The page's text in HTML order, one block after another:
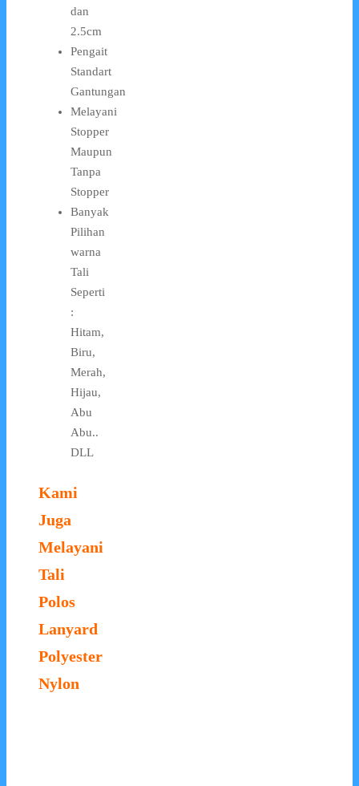
dan
2.5cm
Pengait
Standart
Gantungan
Melayani
Stopper
Maupun
Tanpa
Stopper
Banyak
Pilihan
warna
Tali
Seperti
:
Hitam,
Biru,
Merah,
Hijau,
Abu
Abu..
DLL
Kami
Juga
Melayani
Tali
Polos
Lanyard
Polyester
Nylon